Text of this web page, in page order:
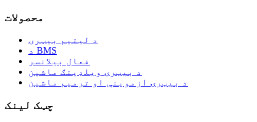
محصولات
د لیتیم بیټرۍ
د BMS
فعال بیلانسر
د بیټرۍ ویلډینګ ماشین
د بیټرۍ ازموینې او ترمیم ماشین
چټک لینک